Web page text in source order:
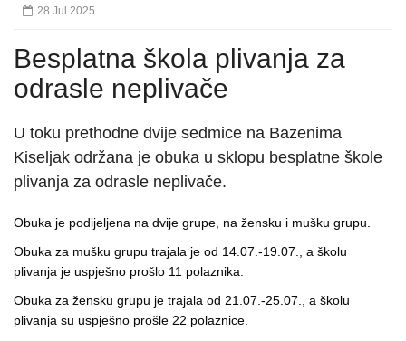
28 Jul 2025
Besplatna škola plivanja za
odrasle neplivače
U toku prethodne dvije sedmice na Bazenima
Kiseljak održana je obuka u sklopu besplatne škole
plivanja za odrasle neplivače.
Obuka je podijeljena na dvije grupe, na žensku i mušku grupu.
Obuka za mušku grupu trajala je od 14.07.-19.07., a školu
plivanja je uspješno prošlo 11 polaznika.
Obuka za žensku grupu je trajala od 21.07.-25.07., a školu
plivanja su uspješno prošle 22 polaznice.